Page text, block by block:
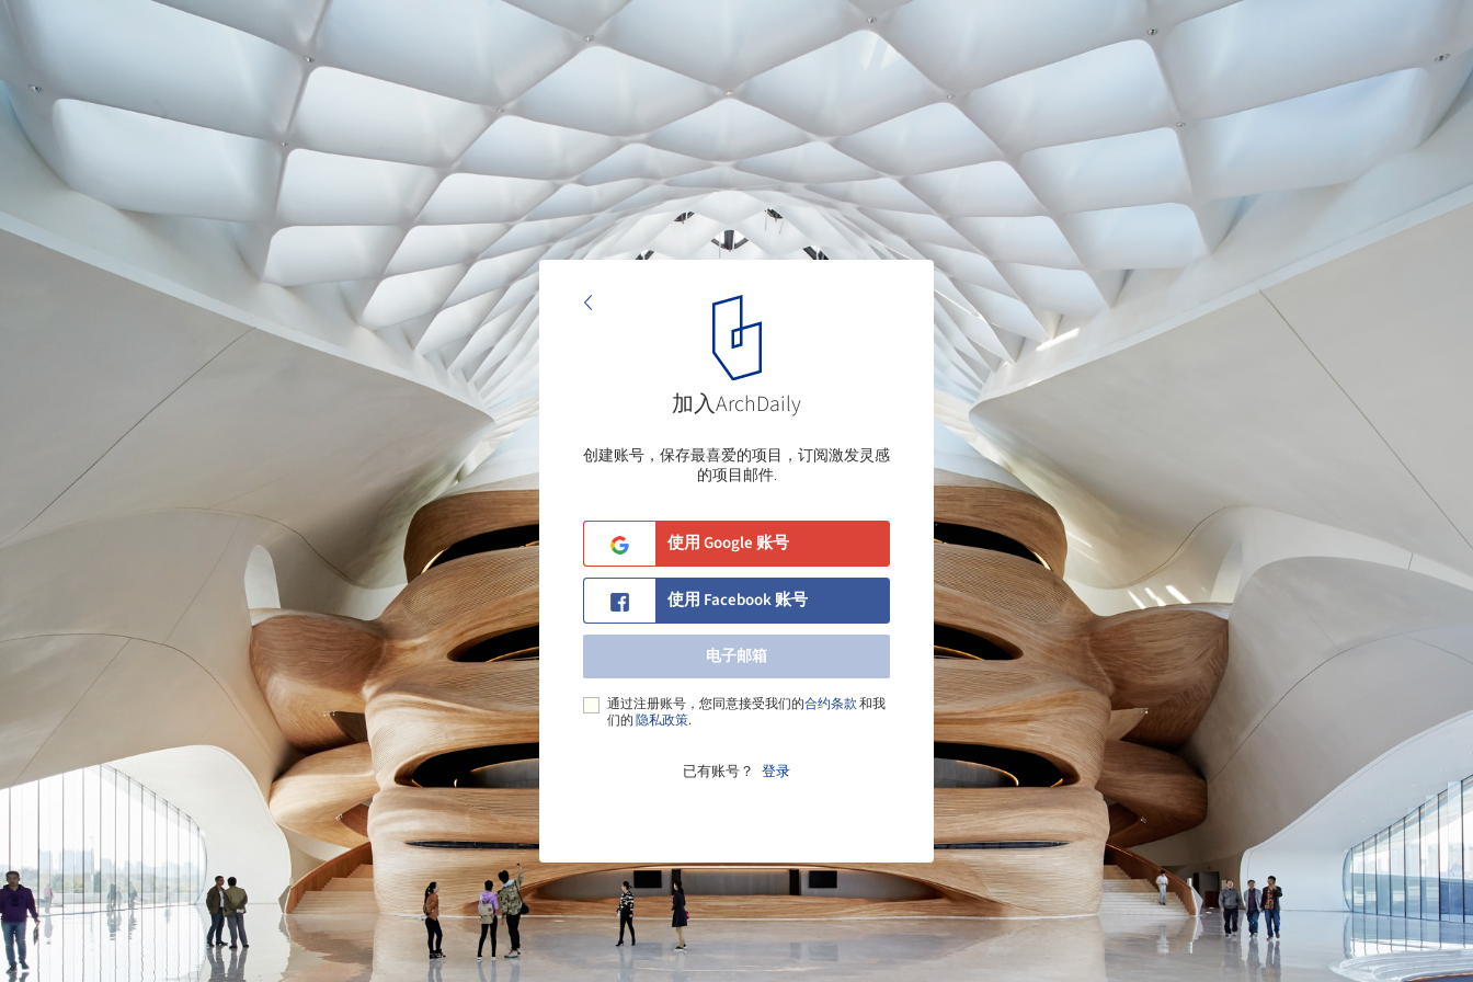
加入ArchDaily
创建账号，保存最喜爱的项目，订阅激发灵感
的项目邮件.
使用 Google 账号
使用 Facebook 账号
电子邮箱
通过注册账号，您同意接受我们的合约条款和我
们的隐私政策.
已有账号？ 登录
你的邮箱
电子邮箱
确认
密码